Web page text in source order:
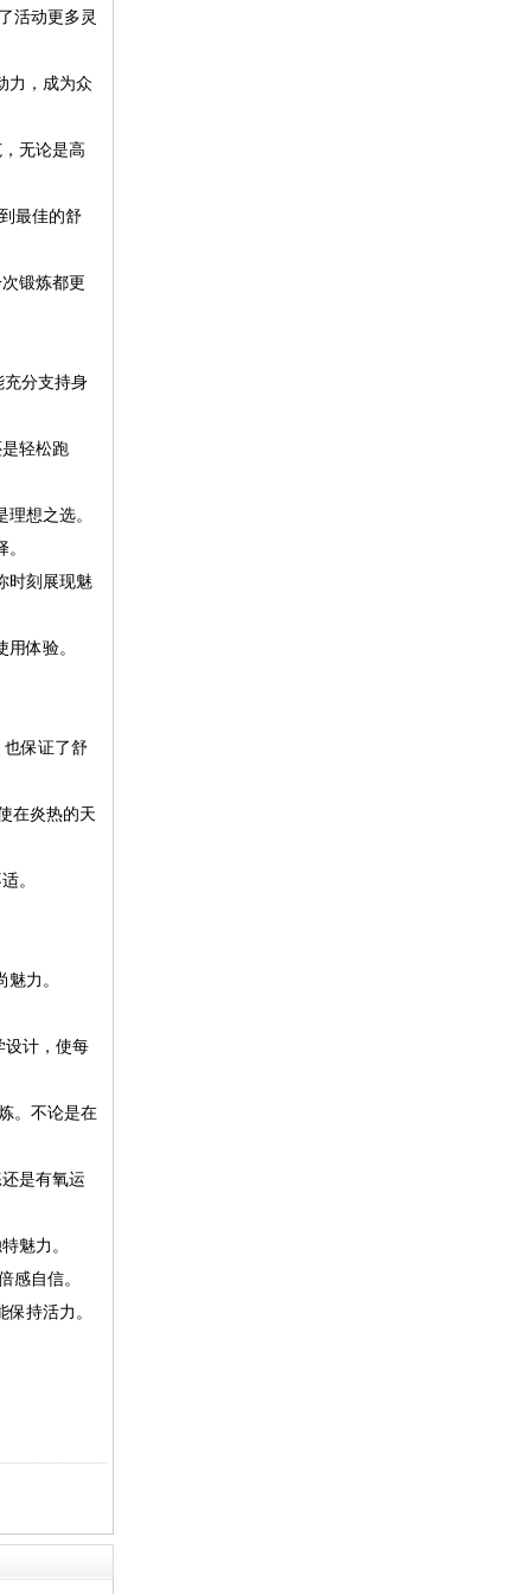
活动更多灵
力，成为众
无论是高
最佳的舒
锻炼都更
分支持身
轻松跑
想之选。
时刻展现魅
体验。
保证了舒
在炎热的天
。
力。
设计，使每
。不论是在
是有氧运
魅力。
感自信。
持活力。